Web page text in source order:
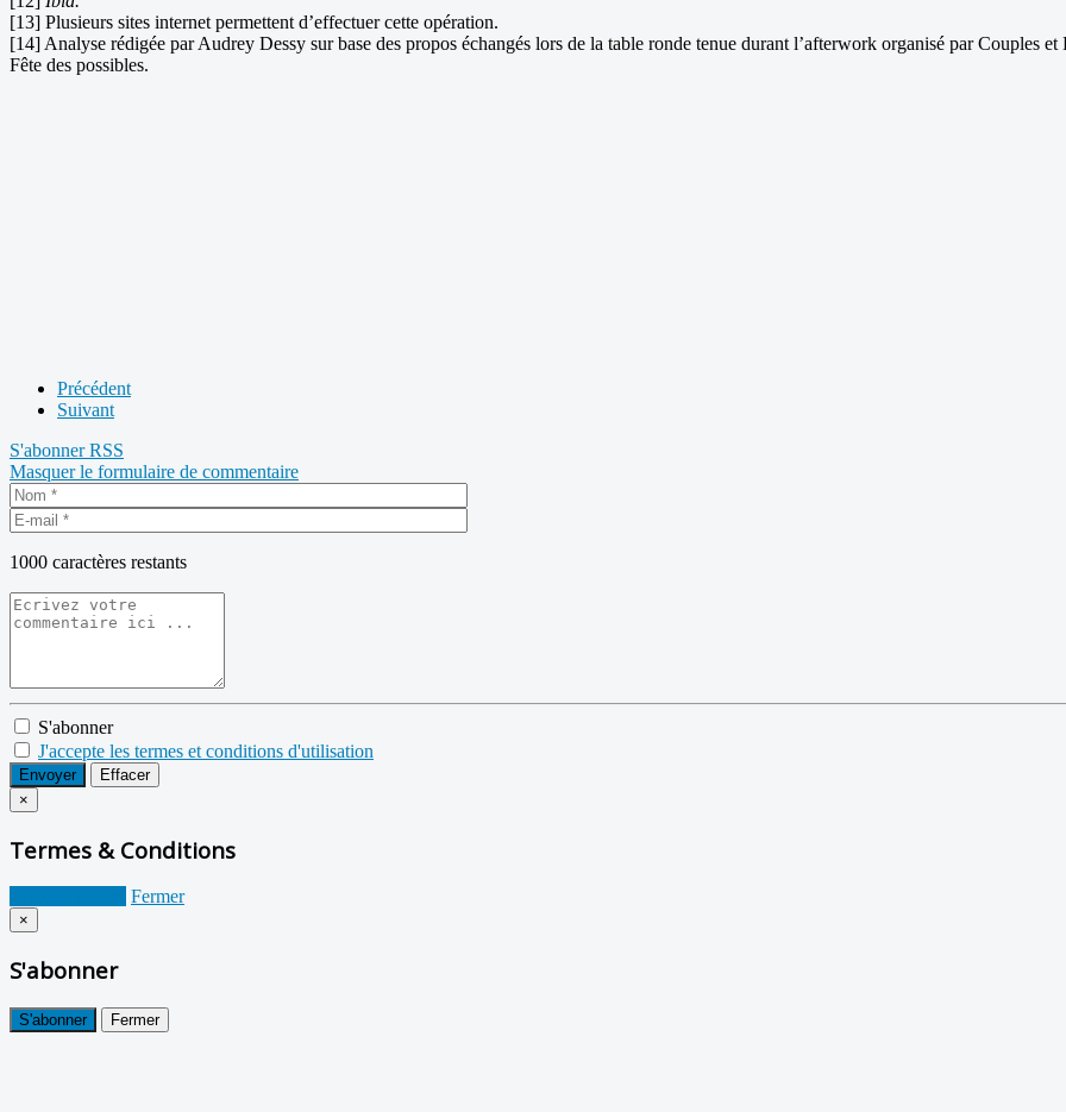
[13] Plusieurs sites internet permettent d’effectuer cette opération.
[14] Analyse rédigée par Audrey Dessy sur base des propos échangés lors de la table ronde tenue durant l’afterwork organisé par Couples
Fête des possibles.
Précédent
Suivant
S'abonnerRSS
Masquer le formulaire de commentaire
1000 caractères restants
S'abonner
J'accepte les termes et conditions d'utilisation
Envoyer
Effacer
×
Termes & Conditions
Fermer
×
S'abonner
S'abonner Fermer